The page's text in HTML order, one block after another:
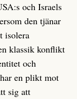
och Israels
den tjänar
isolera
klassik konflikt
och
en plikt mot
sig att